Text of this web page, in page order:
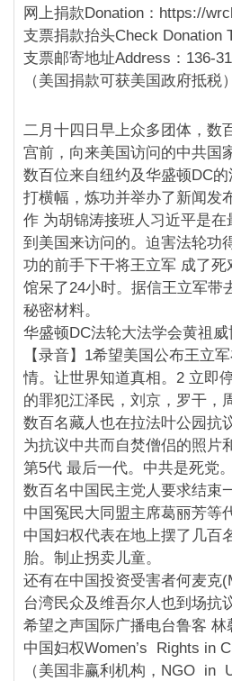
网上捐款Donation：https://
支票捐款抬头Check Donation
支票邮寄地址Address：136-
（美国捐款可获美国政府抵税）
二月十四日早上众多团体，数
宫前，向来美国访问的中共国
数百位来自纽约及华盛顿DC
打横幅，炼功并举办了新闻发
作 为胡锦涛接班人习近平是
到美国来访问的。迫害法轮功
功的前手下干将王立军 成了
馆呆了24小时。据信王立军带
秘密材料。
华盛顿DC法轮大法学会黄祖
【录音】1希望美国公布王立
情。让世界知道真相。2 立即
的罪犯江泽民，刘京，罗干，
数百名藏人也在拉法叶公园抗
为抗议中共而自焚僧侣的照片
第5代 最后一代。中共是死党。
数百名中国民主党人要求结束
中国冤民大同盟主席葛丽芳等
中国妇权代表在地上摆了几百
胎。制止拐卖儿童。
还有在中国投资受害者何麦克
台湾民众及维吾尔人也到场抗
希望之声国际广播电台鲁客 林
中国妇权Women’s Rights in
（美国非赢利机构，NGO in